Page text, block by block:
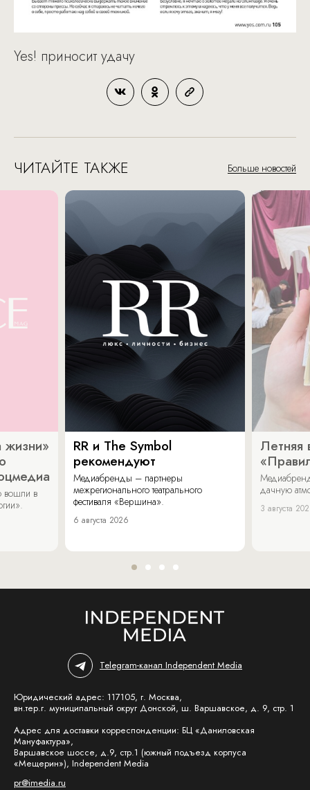
Yes! приносит удачу
ЧИТАЙТЕ ТАКЖЕ Больше новостей
жизни»
вошли в
RR и The Symbol
рекомендуют
Медиабренды – партнеры
межрегионального театрального
фестиваля «Вершина».
6 августа 2026
Летняя
дачную
3 августа
Telegram-канал Independent Media
Юридический адрес: 117105, г. Москва,
вн.тер.г. муниципальный округ Донской, ш. Варшавское, д. 9, стр. 1
Адрес для доставки корреспонденции: БЦ «Даниловская
Мануфактура»,
Варшавское шоссе, д.9, стр.1 (южный подъезд корпуса
«Мещерин»), Independent Media
pr@imedia.ru